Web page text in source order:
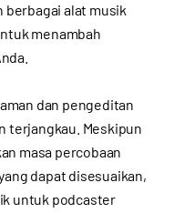
berbagai alat musik
menambah
dan pengeditan
terjangkau. Meskipun
masa percobaan
dapat disesuaikan,
untuk podcaster